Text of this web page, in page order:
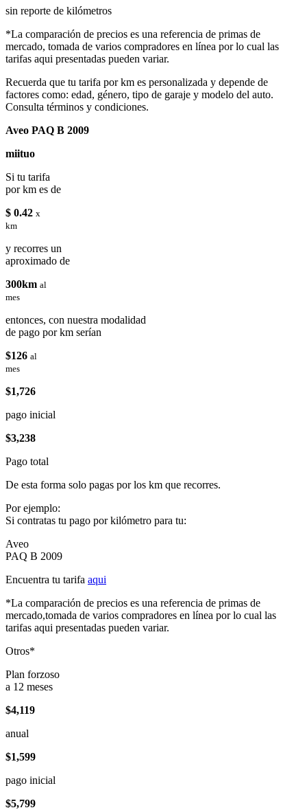
sin reporte de kilómetros
*La comparación de precios es una referencia de primas de
mercado, tomada de varios compradores en línea por lo cual las
tarifas aqui presentadas pueden variar.
Recuerda que tu tarifa por km es personalizada y depende de
factores como: edad, género, tipo de garaje y modelo del auto.
Consulta términos y condiciones.
Aveo PAQ B 2009
miituo
Si tu tarifa
por km es de
$ 0.42 x
km
y recorres un
aproximado de
300km al
mes
entonces, con nuestra modalidad
de pago por km serían
$126 al
mes
$1,726
pago inicial
$3,238
Pago total
De esta forma solo pagas por los km que recorres.
Por ejemplo:
Si contratas tu pago por kilómetro para tu:
Aveo
PAQ B 2009
Encuentra tu tarifa aqui
*La comparación de precios es una referencia de primas de
mercado,tomada de varios compradores en línea por lo cual las
tarifas aqui presentadas pueden variar.
Otros*
Plan forzoso
a 12 meses
$4,119
anual
$1,599
pago inicial
$5,799